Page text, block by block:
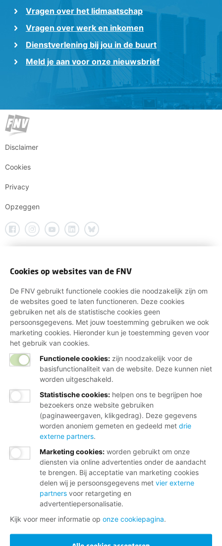
Vragen over het lidmaatschap
Vragen over werk en inkomen
Dienstverlening bij jou in de buurt
Meld je aan voor onze nieuwsbrief
Disclaimer
Cookies
Privacy
Opzeggen
Cookies op websites van de FNV
De FNV gebruikt functionele cookies die noodzakelijk zijn om
de websites goed te laten functioneren. Deze cookies
gebruiken net als de statistische cookies geen
persoonsgegevens. Met jouw toestemming gebruiken we ook
marketing cookies. Hieronder kun je toestemming geven voor
het gebruik van cookies.
Functionele cookies: zijn noodzakelijk voor de
basisfunctionaliteit van de website. Deze kunnen niet
worden uitgeschakeld.
Statistische cookies: helpen ons te begrijpen hoe
bezoekers onze website gebruiken
(paginaweergaven, klikgedrag). Deze gegevens
worden anoniem gemeten en gedeeld met drie
externe partners.
Marketing cookies: worden gebruikt om onze
diensten via online advertenties onder de aandacht
te brengen. Bij acceptatie van marketing cookies
delen wij je persoonsgegevens met vier externe
partners voor retargeting en
advertentiepersonalisatie.
Kijk voor meer informatie op onze cookiepagina.